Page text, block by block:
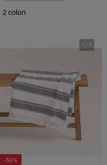
2 colori
1 / 5
-50%